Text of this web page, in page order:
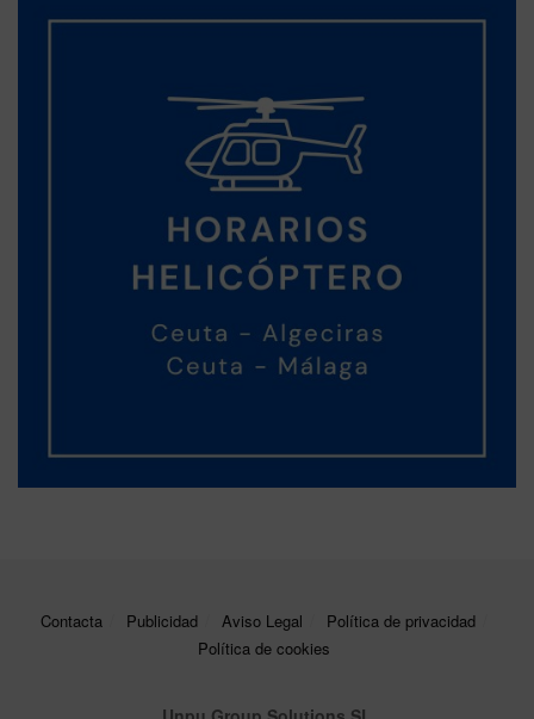
Contacta Publicidad Aviso Legal
Política de privacidad
Política de cookies